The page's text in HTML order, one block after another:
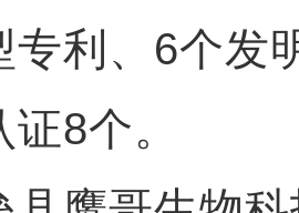
专利、6个发
8个。